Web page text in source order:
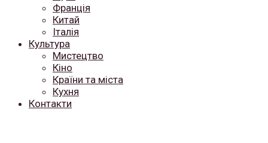
Франція
Китай
Італія
Культура
Мистецтво
Кіно
Країни та міста
Кухня
Контакти